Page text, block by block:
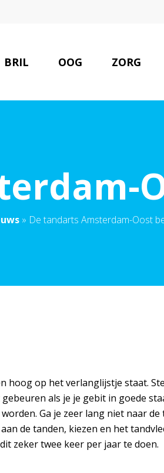
BRIL OOG ZORG
» De tandarts Amsterdam-Oost
hoog op het verlanglijstje staat.
als je je gebit in goede
Ga je zeer lang niet naar
de tanden, kiezen en het
zeker twee keer per jaar te doen.